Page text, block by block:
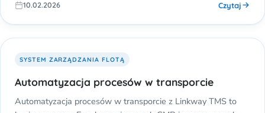
10.02.2026 Czytaj
SYSTEM ZARZĄDZANIA FLOTĄ
Automatyzacja procesów w transporcie
Automatyzacja procesów w transporcie z Linkway TMS to